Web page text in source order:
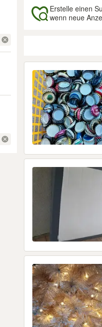
Erstelle einen
wenn neue
Ergebnisse